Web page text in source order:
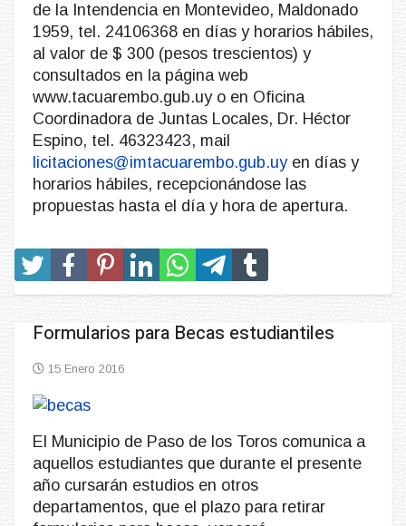
de la Intendencia en Montevideo, Maldonado
1959, tel. 24106368 en días y horarios hábiles,
al valor de $ 300 (pesos trescientos) y
consultados en la página web
www.tacuarembo.gub.uy o en Oficina
Coordinadora de Juntas Locales, Dr. Héctor
Espino, tel. 46323423, mail
licitaciones@imtacuarembo.gub.uyen días y
horarios hábiles, recepcionándose las
propuestas hasta el día y hora de apertura.
Formularios para Becas estudiantiles
15 Enero 2016
El Municipio de Paso de los Toros comunica a
aquellos estudiantes que durante el presente
año cursarán estudios en otros
departamentos, que el plazo para retirar